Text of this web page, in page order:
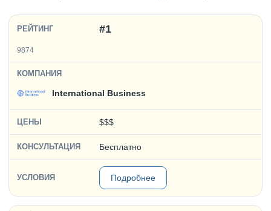
#1
9874
International Business
$$$
Бесплатно
Подробнее